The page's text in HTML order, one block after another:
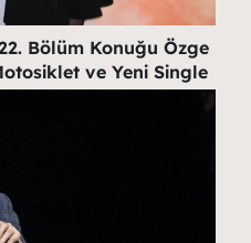
Bölüm Konuğu Özge
ve Yeni Single